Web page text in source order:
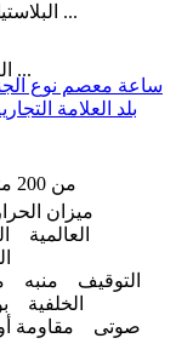
البلاستيك والقماش المشمع و ...
البلاستيك والقماش المشمع و ...
من 200 متر واکثر (غوص عميق)
ميزان
العالمية
التوقيف منبه
صوتی مقاومة